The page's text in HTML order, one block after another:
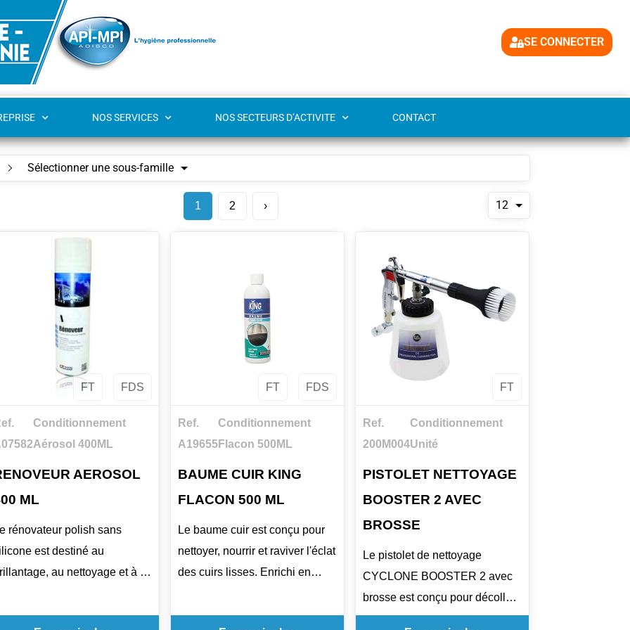
SE CONNECTER
NOS SERVICES NOS SECTEURS D’ACTIVITE CONTACT
Sélectionner une sous-famille
1 2 › 12
FT FDS
Conditionnement
Aérosol 400ML
AEROSOL
ML
rénovateur polish sans
est destiné au
au nettoyage et à la
des véhicules. Il
FT FDS
Ref.
A19655
Conditionnement
Flacon 500ML
BAUME CUIR KING
FLACON 500 ML
Le baume cuir est conçu pour
nettoyer, nourrir et raviver l'éclat
des cuirs lisses. Enrichi en
surgraissants, il aide à
FT
Ref.
200M004
Conditionnement
Unité
PISTOLET NETTOYAGE
BOOSTER 2 AVEC
BROSSE
Le pistolet de nettoyage
CYCLONE BOOSTER 2 avec
brosse est conçu pour décoller
les saletés tenaces grâce à un